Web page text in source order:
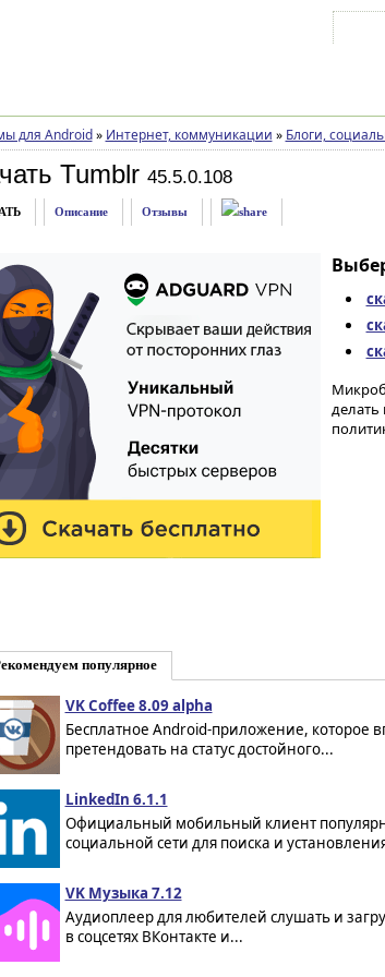
для Android » Интернет, коммуникации » Блоги,
Tumblr 45.5.0.108
Описание Отзывы
делать
популярное
VK Coffee 8.09 alpha
Бесплатное Android-приложение, которое
претендовать на статус достойного...
LinkedIn 6.1.1
Официальный мобильный клиент
социальной сети для поиска и
VK Музыка 7.12
Аудиоплеер для любителей слушать и
в соцсетях ВКонтакте и...